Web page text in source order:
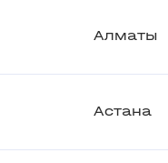
Алматы
Астана